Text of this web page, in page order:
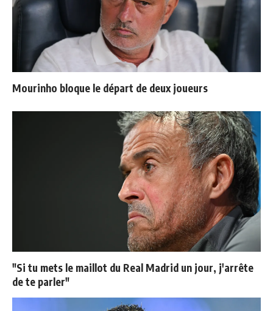
Mourinho bloque le départ de deux joueurs
"Si tu mets le maillot du Real Madrid un jour, j'arrête
de te parler"